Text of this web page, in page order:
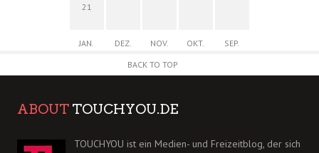
21
JAN. DEZ. NOV. OKT.
SEP.
BACK TO TOP
ABOUT TOUCHYOU.DE
TOUCHYOU ist ein Medien- und Freizeitblog, der sich